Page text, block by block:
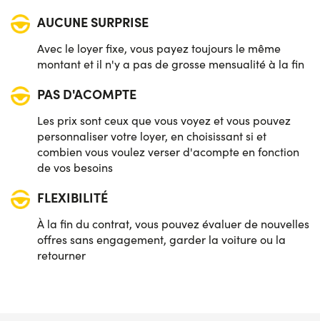
AUCUNE SURPRISE
Avec le loyer fixe, vous payez toujours le même
montant et il n'y a pas de grosse mensualité à la fin
PAS D'ACOMPTE
Les prix sont ceux que vous voyez et vous pouvez
personnaliser votre loyer, en choisissant si et
combien vous voulez verser d'acompte en fonction
de vos besoins
FLEXIBILITÉ
À la fin du contrat, vous pouvez évaluer de nouvelles
offres sans engagement, garder la voiture ou la
retourner